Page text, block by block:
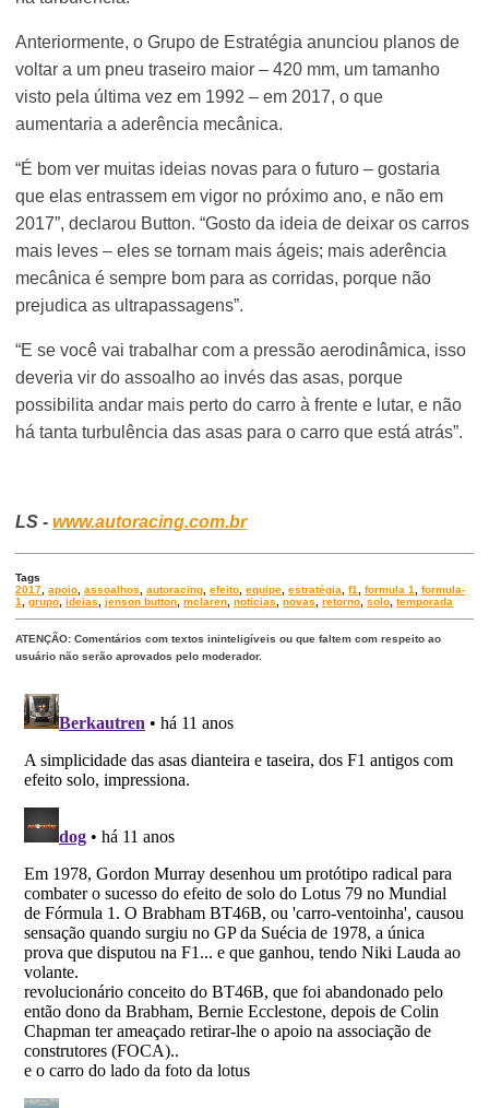
Anteriormente, o Grupo de Estratégia anunciou planos de
voltar a um pneu traseiro maior – 420 mm, um tamanho
visto pela última vez em 1992 – em 2017, o que
aumentaria a aderência mecânica.
“É bom ver muitas ideias novas para o futuro – gostaria
que elas entrassem em vigor no próximo ano, e não em
2017”, declarou Button. “Gosto da ideia de deixar os carros
mais leves – eles se tornam mais ágeis; mais aderência
mecânica é sempre bom para as corridas, porque não
prejudica as ultrapassagens”.
“E se você vai trabalhar com a pressão aerodinâmica, isso
deveria vir do assoalho ao invés das asas, porque
possibilita andar mais perto do carro à frente e lutar, e não
há tanta turbulência das asas para o carro que está atrás”.
LS -www.autoracing.com.br
Tags
2017,apoio,assoalhos,autoracing,efeito,equipe,estratégia,f1,formula 1,formula-
1,grupo,ideias,jenson button,mclaren,noticias,novas,retorno,solo,temporada
ATENÇÃO: Comentários com textos ininteligíveis ou que faltem com respeito ao
usuário não serão aprovados pelo moderador.